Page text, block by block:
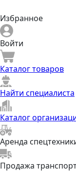
Избранное
Войти
Каталог товаров
Найти специалиста
Каталог
Аренда
Продажа